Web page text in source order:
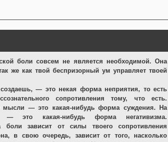
боли совсем не является необходимой. Она
же как твой беспризорный ум управляет твоей
— это некая форма неприятия, то есть
сопротивления тому, что есть.
мысли — это какая-нибудь форма суждения. На
— это какая-нибудь форма негативизма.
боли зависит от силы твоего сопротивления
в свою очередь, зависит от того, насколько